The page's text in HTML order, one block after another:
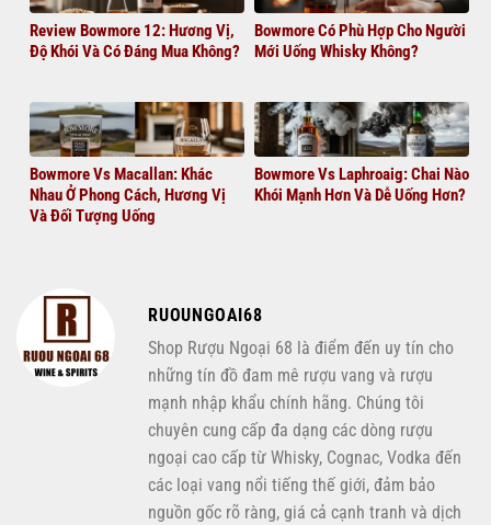
Review Bowmore 12: Hương Vị,
Độ Khói Và Có Đáng Mua Không?
Bowmore Có Phù Hợp Cho Người
Mới Uống Whisky Không?
Bowmore Vs Macallan: Khác
Nhau Ở Phong Cách, Hương Vị
Và Đối Tượng Uống
Bowmore Vs Laphroaig: Chai Nào
Khói Mạnh Hơn Và Dễ Uống Hơn?
RUOUNGOAI68
Shop Rượu Ngoại 68 là điểm đến uy tín cho
những tín đồ đam mê rượu vang và rượu
mạnh nhập khẩu chính hãng. Chúng tôi
chuyên cung cấp đa dạng các dòng rượu
ngoại cao cấp từ Whisky, Cognac, Vodka đến
các loại vang nổi tiếng thế giới, đảm bảo
nguồn gốc rõ ràng, giá cả cạnh tranh và dịch